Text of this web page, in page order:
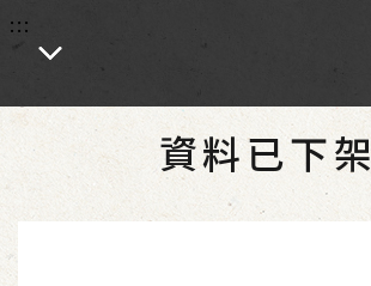
:::
:::
資料已下架